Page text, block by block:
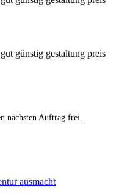
nächsten Auftrag frei.